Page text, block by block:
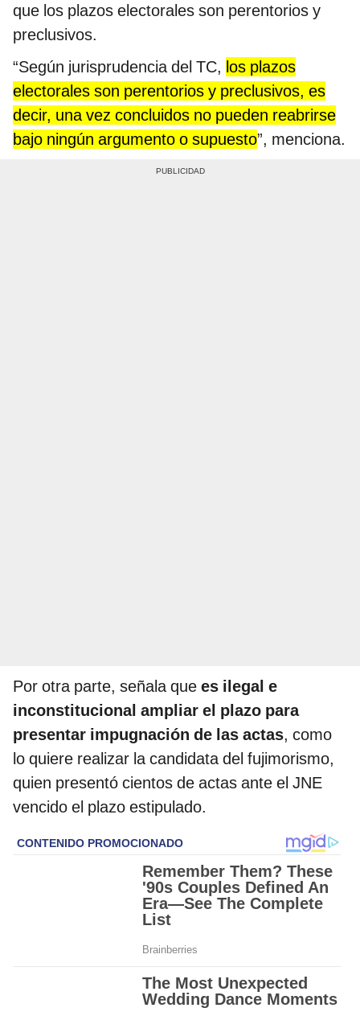
que los plazos electorales son perentorios y
preclusivos.
“Según jurisprudencia del TC, los plazos
electorales son perentorios y preclusivos, es
decir, una vez concluidos no pueden reabrirse
bajo ningún argumento o supuesto”, menciona.
Por otra parte, señala que es ilegal e
inconstitucional ampliar el plazo para
presentar impugnación de las actas, como
lo quiere realizar la candidata del fujimorismo,
quien presentó cientos de actas ante el JNE
vencido el plazo estipulado.